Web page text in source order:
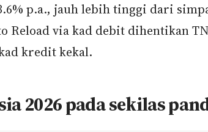
p.a., jauh lebih tinggi dari
Reload via kad debit dihentikan
kredit kekal.
2026 pada sekilas